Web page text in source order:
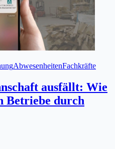
AbwesenheitenFachkräfte
ausfällt: Wie
Betriebe durch